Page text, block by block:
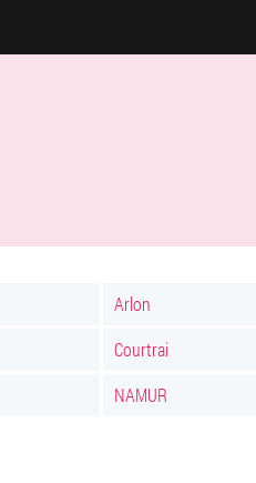
Arlon
Courtrai
NAMUR